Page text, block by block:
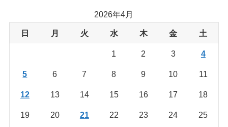
ブ
2026年4月
日 月 火 水 木 金 土
1 2 3 4
5 6 7 8 9 10 11
12 13 14 15 16 17 18
19 20 21 22 23 24 25